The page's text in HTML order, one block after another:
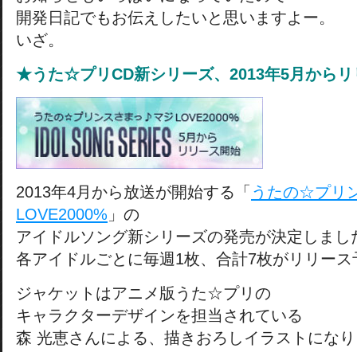
開発日記でもお伝えしたいと思いますよー。
いざ。
★うた☆プリCD新シリーズ、2013年5月からリ
2013年4月から放送が開始する「 うたの☆プリ
LOVE2000% 」の
アイドルソング新シリーズの発売が決定しまし
各アイドルごとに毎週1枚、合計7枚がリリース
ジャケットはアニメ版うた☆プリの
キャラクターデザインを担当されている
森 光恵さんによる、描きおろしイラストにな